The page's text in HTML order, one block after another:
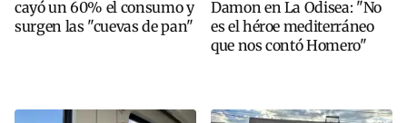
cayó un 60% el consumo y
surgen las "cuevas de pan"
Damon en La Odisea: "No
es el héroe mediterráneo
que nos contó Homero"